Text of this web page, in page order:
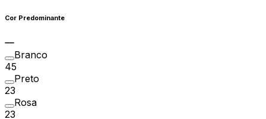
Cor Predominante
Branco
45
Preto
23
Rosa
23